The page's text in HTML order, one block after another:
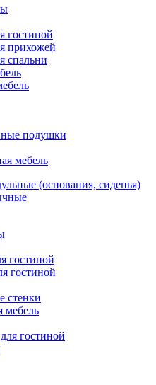
гостиной
прихожей
спальни
подушки
мебель
(основания, сиденья)
гостиной
гостиной
стенки
мебель
гостиной